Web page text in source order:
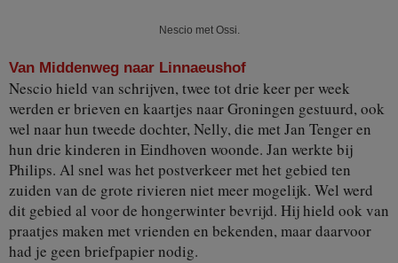
Nescio met Ossi.
Van Middenweg naar Linnaeushof
Nescio hield van schrijven, twee tot drie keer per week
werden er brieven en kaartjes naar Groningen gestuurd, ook
wel naar hun tweede dochter, Nelly, die met Jan Tenger en
hun drie kinderen in Eindhoven woonde. Jan werkte bij
Philips. Al snel was het postverkeer met het gebied ten
zuiden van de grote rivieren niet meer mogelijk. Wel werd
dit gebied al voor de hongerwinter bevrijd. Hij hield ook van
praatjes maken met vrienden en bekenden, maar daarvoor
had je geen briefpapier nodig.